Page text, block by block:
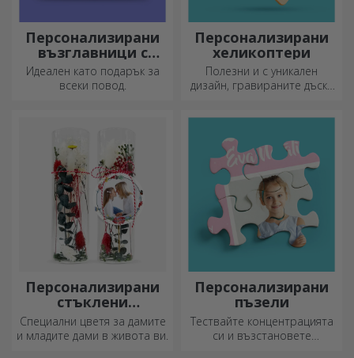
Персонализирани
възглавници с
пайети
Идеален като подарък за
всеки повод.
Персонализирани
хеликоптери
Полезни и с уникален
дизайн, гравираните дъски
Персонализирани
стъклени
орнаменти с
консервирани
цветя
Специални цветя за дамите
и младите дами в живота ви.
Персонализирани
пъзели
Тествайте концентрацията
си и възстановете